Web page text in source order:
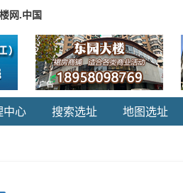
网.中国
中心 搜索选址 地图选址